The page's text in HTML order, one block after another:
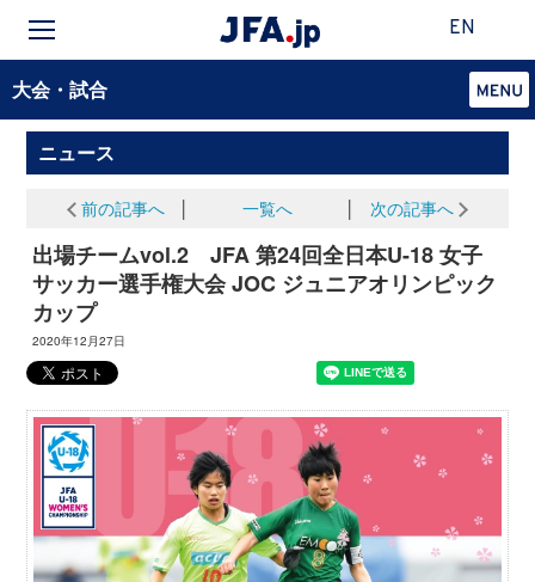
EN
大会・試合
ニュース
前の記事へ 一覧へ 次の記事へ
出場チームvol.2 JFA 第24回全日本U-18 女子
サッカー選手権大会 JOC ジュニアオリンピック
カップ
2020年12月27日